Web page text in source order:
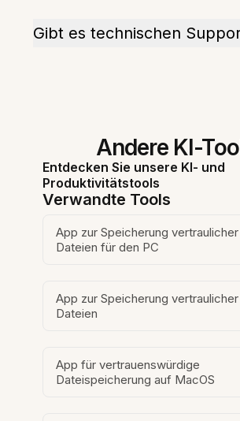
Gibt es technischen
Andere KI-
Entdecken Sie unsere KI- und
Produktivitätstools
Verwandte Tools
App zur Speicherung vertraulicher
Dateien für den PC
App zur Speicherung vertraulicher
Dateien
App für vertrauenswürdige
Dateispeicherung auf MacOS